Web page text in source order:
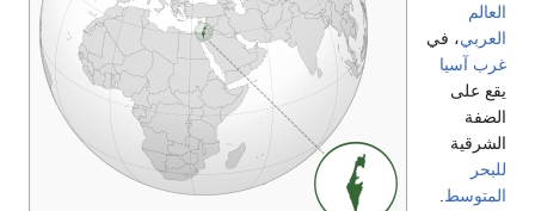
، في
آسيا
على
.